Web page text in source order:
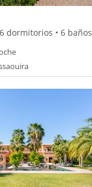
dormitorios • 6 baños